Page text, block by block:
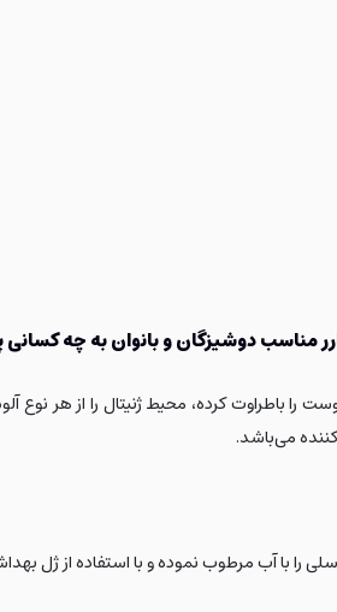
مناسب دوشیزگان و بانوان به چه
باطراوت کرده، محیط ژنیتال را از هر
می‌باشد.
را با آب مرطوب نموده و با استفاده از ژل